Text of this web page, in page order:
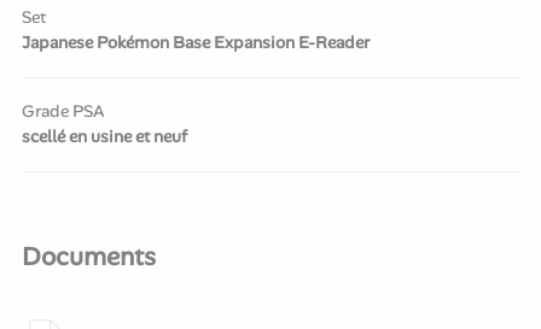
Set
Japanese Pokémon Base Expansion E-Reader
Grade PSA
scellé en usine et neuf
Documents